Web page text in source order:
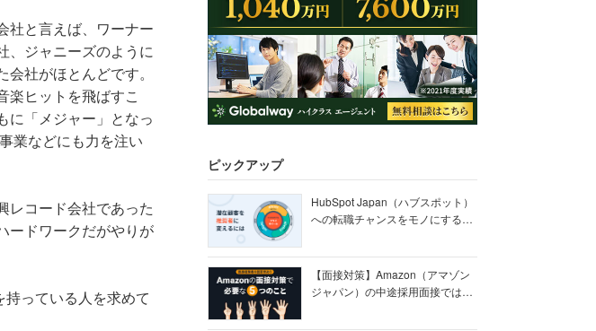
社と言えば、ワーナー
、ジャニーズのように
社がほとんどです。
楽ヒットを飛ばすこ
に「メジャー」となっ
業などにも力を注い
レコード会社であった
ードワークだがやりが
っている人を求めて
ピックアップ
HubSpot Japan（ハブスポット）
への転職チャンスをモノにする
【面接対策】Amazon（アマゾン
ジャパン）の中途採用面接では何